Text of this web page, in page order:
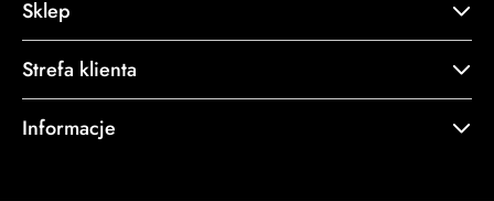
Sklep
Strefa klienta
Informacje